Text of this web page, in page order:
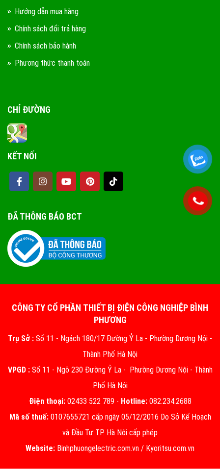
Hướng dẫn mua hàng
Chính sách đổi trả hàng
Chính sách bảo hành
Phương thức thanh toán
CHỈ ĐƯỜNG
KẾT NỐI
ĐÃ THÔNG BÁO BCT
CÔNG TY CỔ PHẦN THIẾT BỊ ĐIỆN CÔNG NGHIỆP BÌNH
PHƯƠNG
Trụ Sở : Số 11 - Ngách 180/17 Đường Ỷ La - Phường Dương Nội -
Thành Phố Hà Nội
VPGD :Số 11 - Ngõ 230 Đường Ỷ La - Phường Dương Nội - Thành
Phố Hà Nội
Điện thoại:02433 522 789 - Hotline:082.234.2688
Mã số thuế:0107655721 cấp ngày 05/12/2016 Do Sở Kế Hoạch
và Đầu Tư TP. Hà Nội cấp phép
Website: Binhphuongelectric.com.vn / Kyoritsu.com.vn